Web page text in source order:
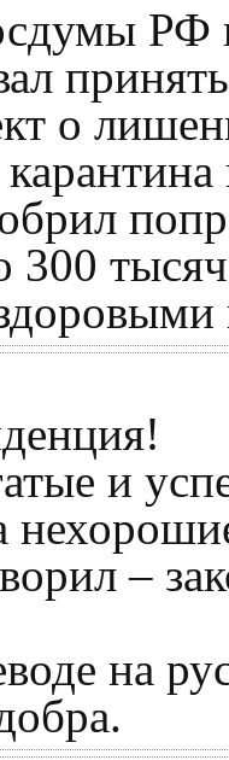
РФ
о
300
и
–
на